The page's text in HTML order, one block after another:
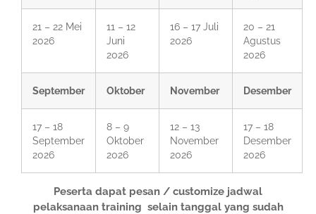
21 – 22 Mei
2026
11 – 12
Juni
2026
16 – 17 Juli
2026
20 – 21
Agustus
2026
September Oktober November Desember
17 – 18
September
2026
8 – 9
Oktober
2026
12 – 13
November
2026
17 – 18
Desember
2026
Peserta dapat pesan / customize jadwal
pelaksanaan training selain tanggal yang sudah